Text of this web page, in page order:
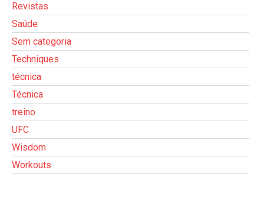
Revistas
Saúde
Sem categoria
Techniques
técnica
Técnica
treino
UFC
Wisdom
Workouts